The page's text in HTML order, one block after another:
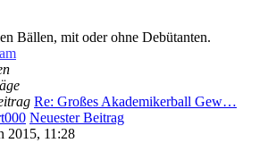
Bällen, mit oder ohne Debütanten.
Re: Großes Akademikerball Gew…
Neuester Beitrag
2015, 11:28